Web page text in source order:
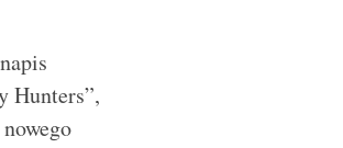
Hunters”,